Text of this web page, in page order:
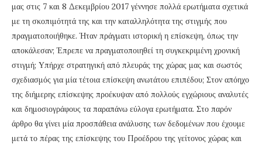
μας στις 7 και 8 Δεκεμβρίου 2017 γέννησε πολλά ερωτήματα σχετικά
με τη σκοπιμότητά της και την καταλληλότητα της στιγμής που
πραγματοποιήθηκε. Ήταν πράγματι ιστορική η επίσκεψη, όπως την
αποκάλεσαν; Έπρεπε να πραγματοποιηθεί τη συγκεκριμένη χρονική
στιγμή; Υπήρχε στρατηγική από πλευράς της χώρας μας και σωστός
σχεδιασμός για μία τέτοια επίσκεψη ανωτάτου επιπέδου; Στον απόηχο
της διήμερης επίσκεψης προέκυψαν από πολλούς εγχώριους αναλυτές
και δημοσιογράφους τα παραπάνω εύλογα ερωτήματα. Στο παρόν
άρθρο θα γίνει μία προσπάθεια ανάλυσης των δεδομένων που έχουμε
μετά το πέρας της επίσκεψης του Προέδρου της γείτονος χώρας και